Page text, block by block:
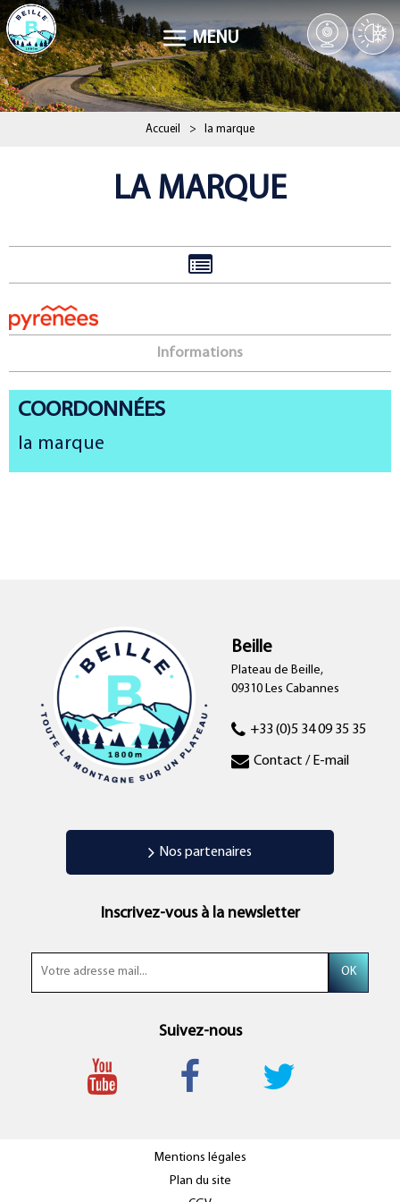
MENU
Accueil > la marque
LA MARQUE
Informations
COORDONNÉES
la marque
Beille
Plateau de Beille,
09310 Les Cabannes
+33 (0)5 34 09 35 35
Contact / E-mail
Nos partenaires
Inscrivez-vous à la newsletter
Suivez-nous
Mentions légales
Plan du site